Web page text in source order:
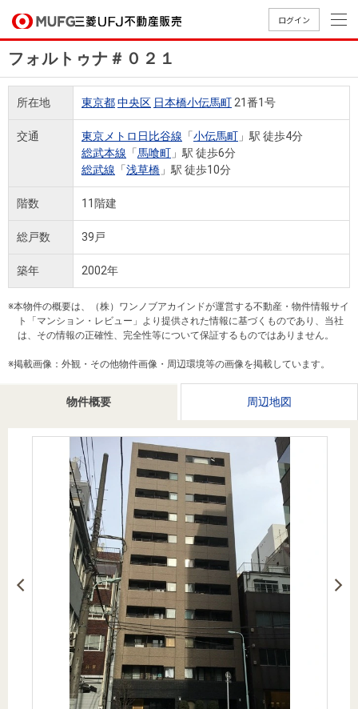
ログイン
買いたいTOP
中古
マン
ショ
ンを
探す
新
中古
一戸
建て
を探
す
投
資
用
物
件
を
探
す
事業
用物
件を
探す
購入向け
サービス
住宅ロー
ンシミュ
レーショ
ン
住まい1プ
役立ちコ
売りたいTOP
無
査
定
売
相
談
AI
時手
取り
金額
試算
売却向け
サービス
周辺相場
検索
住まい1プ
ラス（お
役立ちコ
ラム）
住まいと
暮らしの
税金の本
（電子ブ
売却ガイ
ド
店舗案内TOP
店舗のご
案内（首
都圏）
店舗のご
古屋）
店舗のご
西）
会社情報TOP
ごあいさ
つ
会社概
MUFG
経営ビジ
ョン
組織図
役員一
覧
リリース
会社案内
（電子ブ
ック版）
採用情報TOP
新卒採用
情報
キャリア
買いたい
売りたい
会社情報
法人のお客さま
会員ページ
フォルトゥナ＃０２１
物件概要 周辺地図
所在地 東京都中央区 日本橋小伝馬町 21番1号
交通 東京メトロ日比谷線 「小伝馬町 」駅 徒歩4分
総武本線 「馬喰町 」駅 徒歩6分
総武線 「浅草橋 」駅 徒歩10分
階数 11階建
総戸数 39戸
築年 2002年
※本物件の概要は、（株）ワンノブアカインドが運営する不動産・物件情報サイ
ト「マンション・レビュー」より提供された情報に基づくものであり、当社
は、その情報の正確性、完全性等について保証するものではありません。
※掲載画像：外観・その他物件画像・周辺環境等の画像を掲載しています。